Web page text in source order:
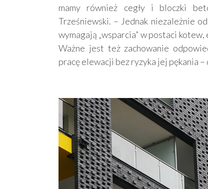
mamy również cegły i bloczki
Trześniewski. – Jednak niezależnie
wymagają „wsparcia” w postaci
Ważne jest też zachowanie
pracę elewacji bez ryzyka jej pękania –